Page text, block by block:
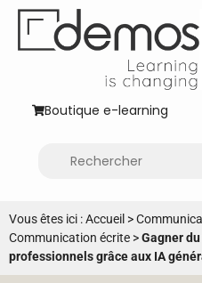
Boutique e-learning
Vous êtes ici :Accueil >
Communication écrite >Gagner
professionnels grâce aux IA